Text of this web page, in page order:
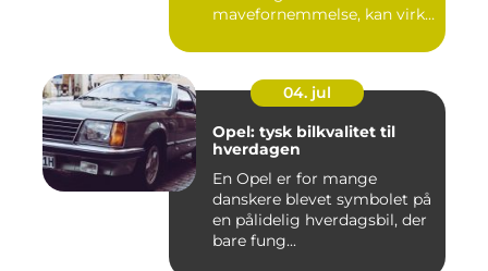
mavefornemmelse, kan virke
04. jul
Opel: tysk bilkvalitet til
hverdagen
En Opel er for mange
danskere blevet symbolet på
en pålidelig hverdagsbil, der
bare fung...